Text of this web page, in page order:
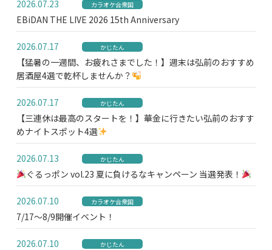
2026.07.23 カラオケ合衆国
EBiDAN THE LIVE 2026 15th Anniversary
2026.07.17 かじたん
【猛暑の一週間、お疲れさまでした！】週末は弘前のおすすめ
居酒屋4選で乾杯しませんか？
2026.07.17 かじたん
【三連休は最高のスタートを！】華金に行きたい弘前のおすす
めナイトスポット4選
2026.07.13 かじたん
ぐるっポン vol.23 夏に負けるなキャンペーン 当選発表！
2026.07.10 カラオケ合衆国
7/17～8/9開催イベント！
2026.07.10 かじたん